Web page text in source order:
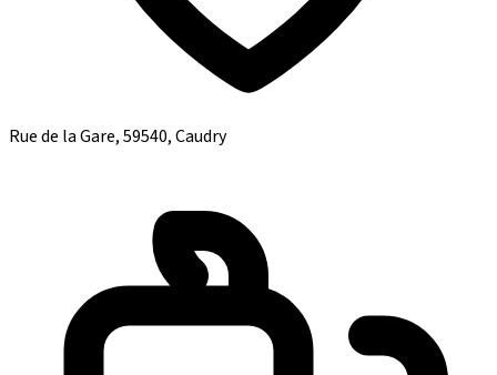
Rue de la Gare, 59540, Caudry